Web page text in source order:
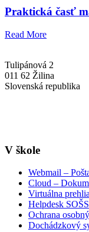
Praktická časť
Read More
Tulipánová 2
011 62 Žilina
Slovenská republika
V škole
Webmail –
Cloud –
Virtuálna
Helpdesk SOŠS
Ochrana
Dochádzkový